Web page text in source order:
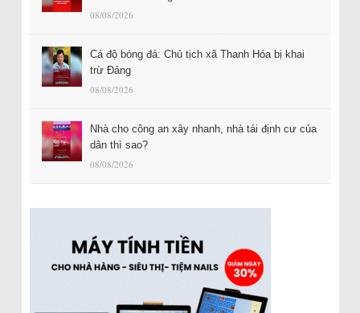
08/08/2026
Cá độ bóng đá: Chủ tịch xã Thanh Hóa bị khai
trừ Đảng
08/08/2026
Nhà cho công an xây nhanh, nhà tái định cư của
dân thì sao?
08/08/2026